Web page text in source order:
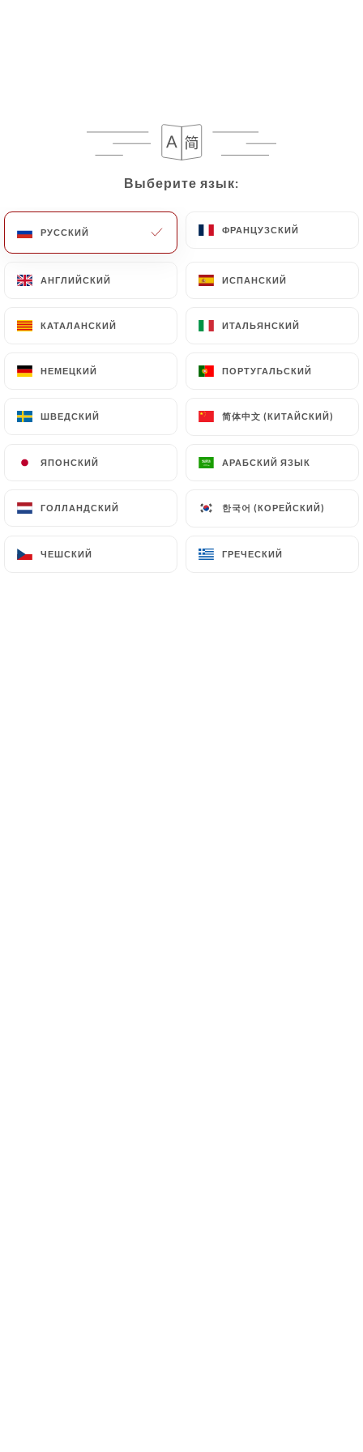
Выберите язык:
РУССКИЙ ФРАНЦУЗСКИЙ
АНГЛИЙСКИЙ ИСПАНСКИЙ
КАТАЛАНСКИЙ ИТАЛЬЯНСКИЙ
НЕМЕЦКИЙ ПОРТУГАЛЬСКИЙ
ШВЕДСКИЙ 简体中文 (КИТАЙСКИЙ)
ЯПОНСКИЙ АРАБСКИЙ ЯЗЫК
ГОЛЛАНДСКИЙ 한국어 (КОРЕЙСКИЙ)
ЧЕШСКИЙ ГРЕЧЕСКИЙ
ГЛАВНАЯ СТРАНИЦА/ГАЛЕРЕЯ
ГалереяВыберите язык:
РУССКИЙ ФРАНЦУЗСКИЙ
АНГЛИЙСКИЙ ИСПАНСКИЙ
КАТАЛАНСКИЙ ИТАЛЬЯНСКИЙ
НЕМЕЦКИЙ ПОРТУГАЛЬСКИЙ
ШВЕДСКИЙ 简体中文 (КИТАЙСКИЙ)
ЯПОНСКИЙ АРАБСКИЙ ЯЗЫК
ГОЛЛАНДСКИЙ 한국어 (КОРЕЙСКИЙ)
ЧЕШСКИЙ ГРЕЧЕСКИЙ